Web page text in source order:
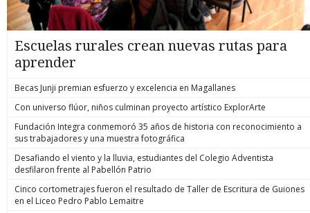
Escuelas rurales crean nuevas rutas para
aprender
Becas Junji premian esfuerzo y excelencia en Magallanes
Con universo flúor, niños culminan proyecto artístico ExplorArte
Fundación Integra conmemoró 35 años de historia con reconocimiento a
sus trabajadores y una muestra fotográfica
Desafiando el viento y la lluvia, estudiantes del Colegio Adventista
desfilaron frente al Pabellón Patrio
Cinco cortometrajes fueron el resultado de Taller de Escritura de Guiones
en el Liceo Pedro Pablo Lemaitre